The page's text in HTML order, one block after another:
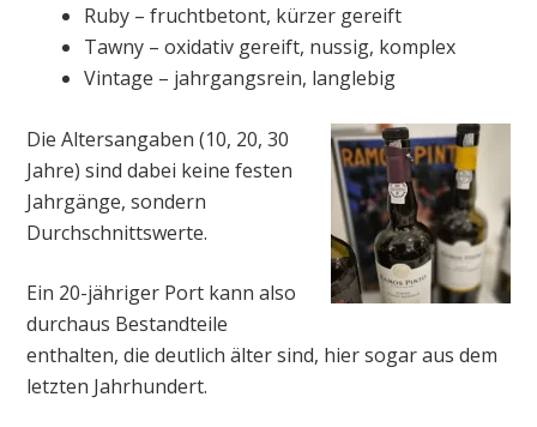
Ruby – fruchtbetont, kürzer gereift
Tawny – oxidativ gereift, nussig, komplex
Vintage – jahrgangsrein, langlebig
Die Altersangaben (10, 20, 30
Jahre) sind dabei keine festen
Jahrgänge, sondern
Durchschnittswerte.
Ein 20-jähriger Port kann also
durchaus Bestandteile
enthalten, die deutlich älter sind, hier sogar aus dem
letzten Jahrhundert.